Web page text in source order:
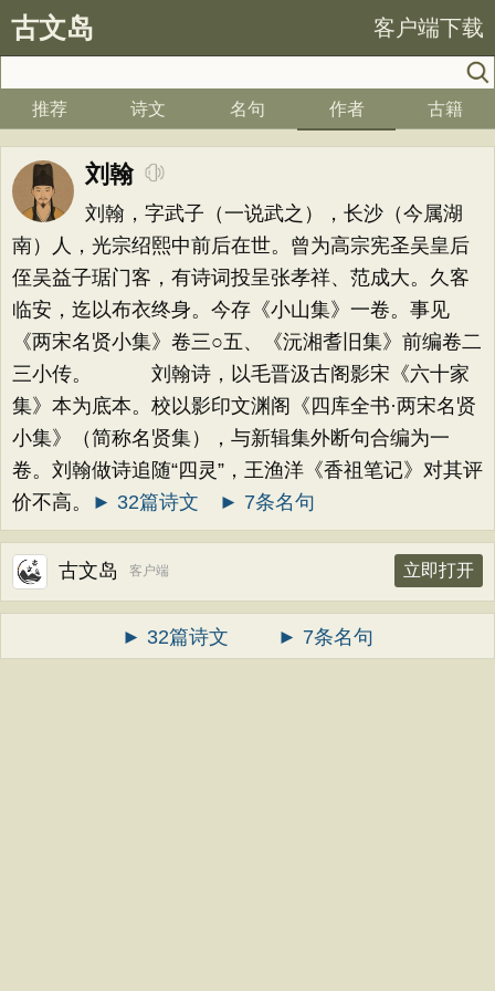
古文岛 客户端下载
推荐 诗文 名句 作者 古籍
刘翰
刘翰，字武子（一说武之），长沙（今属湖
南）人，光宗绍熙中前后在世。曾为高宗宪圣吴皇后
侄吴益子琚门客，有诗词投呈张孝祥、范成大。久客
临安，迄以布衣终身。今存《小山集》一卷。事见
《两宋名贤小集》卷三○五、《沅湘耆旧集》前编卷二
三小传。 刘翰诗，以毛晋汲古阁影宋《六十家
集》本为底本。校以影印文渊阁《四库全书·两宋名贤
小集》（简称名贤集），与新辑集外断句合编为一
卷。刘翰做诗追随“四灵”，王渔洋《香祖笔记》对其评
价不高。
► 32篇诗文 ► 7条名句
古文岛 客户端 立即打开
► 32篇诗文 ► 7条名句